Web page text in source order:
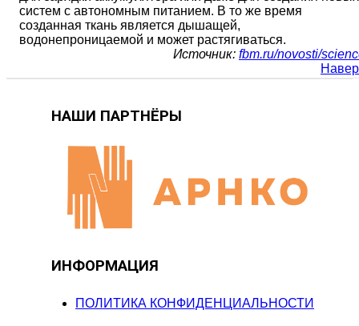
систем с автономным питанием. В то же время
созданная ткань является дышащей,
водонепроницаемой и может растягиваться.
Источник: fbm.ru/novosti/
НАШИ ПАРТНЁРЫ
ИНФОРМАЦИЯ
ПОЛИТИКА КОНФИДЕНЦИАЛЬНОСТИ